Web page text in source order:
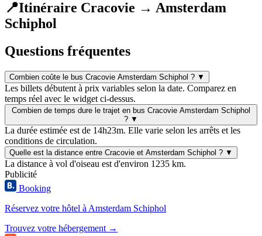
📍Itinéraire Cracovie → Amsterdam
Schiphol
Questions fréquentes
Combien coûte le bus Cracovie Amsterdam Schiphol ? ▼
Les billets débutent à prix variables selon la date. Comparez en
temps réel avec le widget ci-dessus.
Combien de temps dure le trajet en bus Cracovie Amsterdam Schiphol
? ▼
La durée estimée est de 14h23m. Elle varie selon les arrêts et les
conditions de circulation.
Quelle est la distance entre Cracovie et Amsterdam Schiphol ? ▼
La distance à vol d'oiseau est d'environ 1235 km.
Publicité
Booking
Réservez votre hôtel à Amsterdam Schiphol
Trouvez votre hébergement →